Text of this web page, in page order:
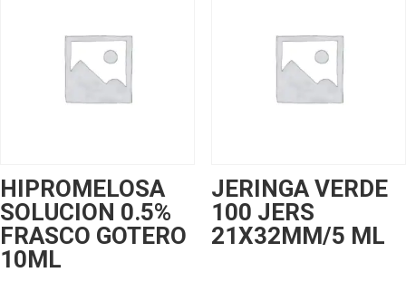
HIPROMELOSA
SOLUCION 0.5%
FRASCO GOTERO
10ML
JERINGA VERDE
100 JERS
21X32MM/5 ML